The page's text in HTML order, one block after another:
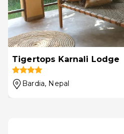
Tigertops Karnali Lodge
Bardia, Nepal